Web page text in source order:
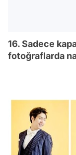
16. Sadece
fotoğraflarda